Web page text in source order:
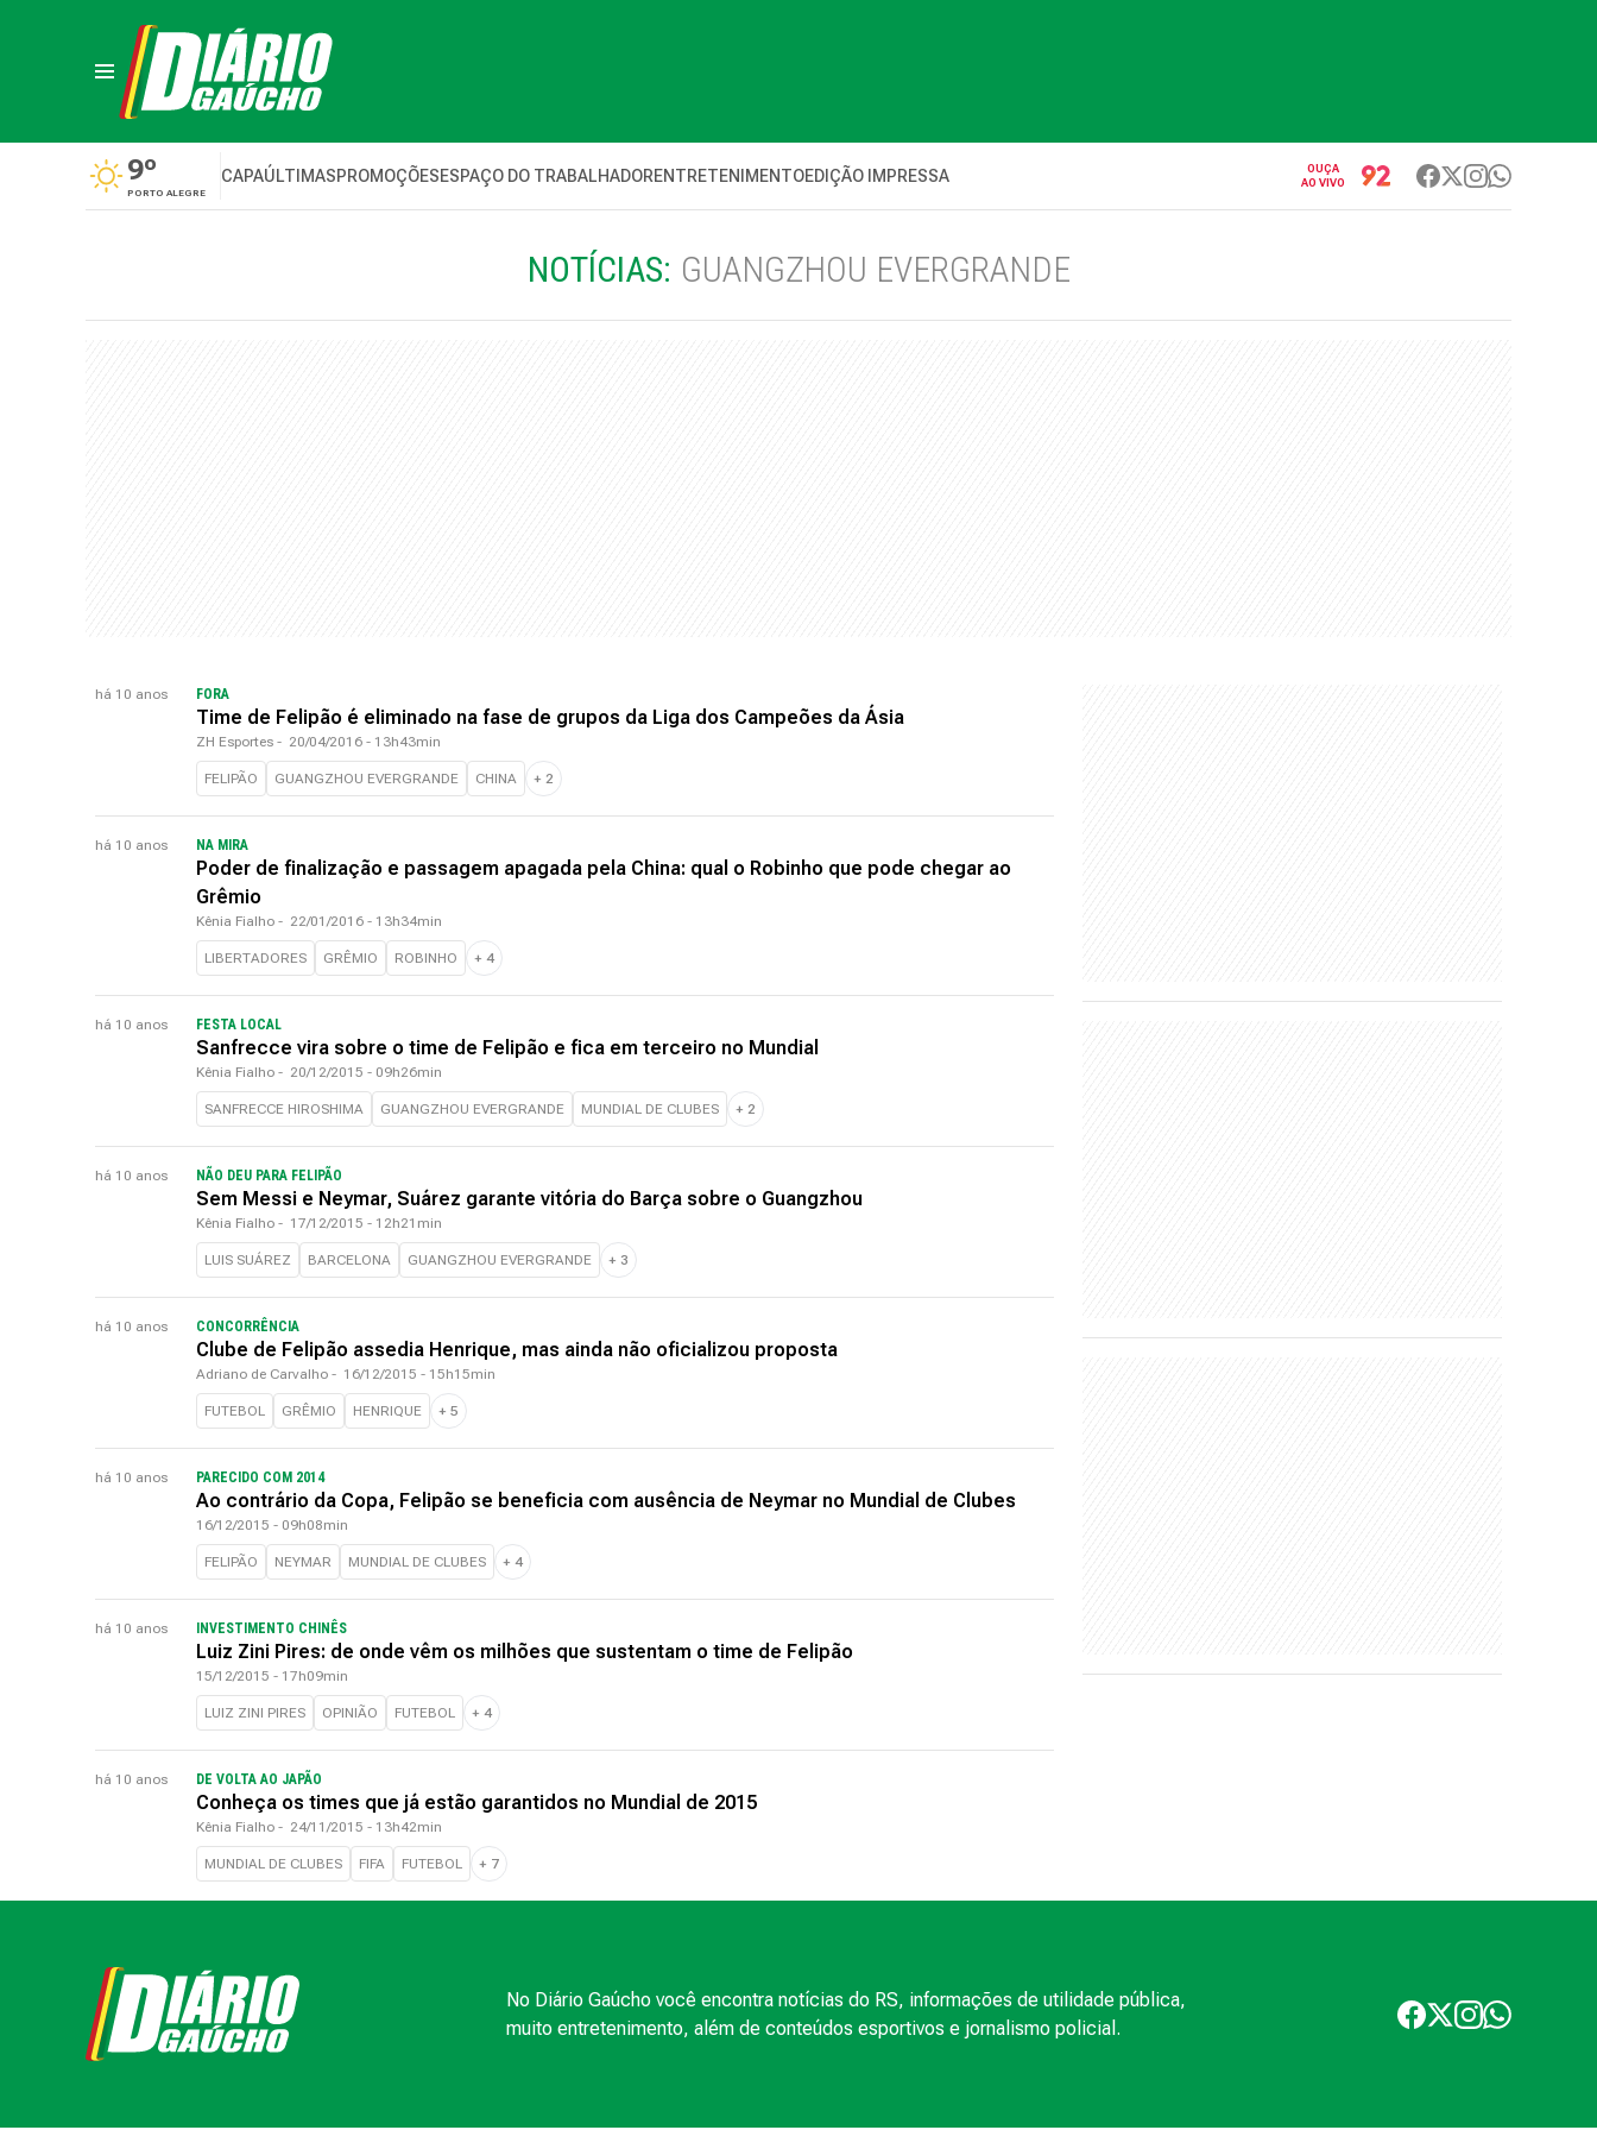
9º
PORTO ALEGRE
CAPAÚLTIMASPROMOÇÕESESPAÇO DO TRABALHADORENTRETENIMENTOEDIÇÃO IMPRESSA
OUÇA
AO VIVO
NOTÍCIAS: GUANGZHOU EVERGRANDE
há 10 anos FORA
Time de Felipão é eliminado na fase de grupos da Liga dos Campeões da Ásia
ZH Esportes - 20/04/2016 - 13h43min
FELIPÃO GUANGZHOU EVERGRANDE CHINA + 2
há 10 anos NA MIRA
Poder de finalização e passagem apagada pela China: qual o Robinho que pode chegar ao
Grêmio
Kênia Fialho - 22/01/2016 - 13h34min
LIBERTADORES GRÊMIO ROBINHO + 4
há 10 anos FESTA LOCAL
Sanfrecce vira sobre o time de Felipão e fica em terceiro no Mundial
Kênia Fialho - 20/12/2015 - 09h26min
SANFRECCE HIROSHIMA GUANGZHOU EVERGRANDE MUNDIAL DE CLUBES + 2
há 10 anos NÃO DEU PARA FELIPÃO
Sem Messi e Neymar, Suárez garante vitória do Barça sobre o Guangzhou
Kênia Fialho - 17/12/2015 - 12h21min
LUIS SUÁREZ BARCELONA GUANGZHOU EVERGRANDE + 3
há 10 anos CONCORRÊNCIA
Clube de Felipão assedia Henrique, mas ainda não oficializou proposta
Adriano de Carvalho - 16/12/2015 - 15h15min
FUTEBOL GRÊMIO HENRIQUE + 5
há 10 anos PARECIDO COM 2014
Ao contrário da Copa, Felipão se beneficia com ausência de Neymar no Mundial de Clubes
16/12/2015 - 09h08min
FELIPÃO NEYMAR MUNDIAL DE CLUBES + 4
há 10 anos INVESTIMENTO CHINÊS
Luiz Zini Pires: de onde vêm os milhões que sustentam o time de Felipão
15/12/2015 - 17h09min
LUIZ ZINI PIRES OPINIÃO FUTEBOL + 4
há 10 anos DE VOLTA AO JAPÃO
Conheça os times que já estão garantidos no Mundial de 2015
Kênia Fialho - 24/11/2015 - 13h42min
MUNDIAL DE CLUBES FIFA FUTEBOL + 7
No Diário Gaúcho você encontra notícias do RS, informações de utilidade pública,
muito entretenimento, além de conteúdos esportivos e jornalismo policial.